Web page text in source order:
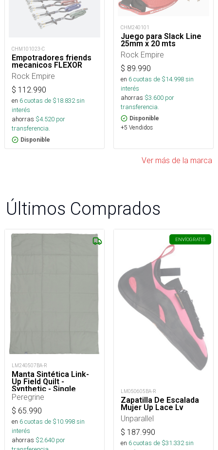
CHM101023-C
Empotradores friends
mecanicos FLEXOR
Rock Empire
$ 112.990
en 6cuotas de $18.832sin
interés
ahorras $4.520 por
transferencia.
Disponible
CHM240101
Juego para Slack Line
25mm x 20 mts
Rock Empire
$ 89.990
en 6cuotas de $14.998sin
interés
ahorras $3.600 por
transferencia.
Disponible
+5 Vendidos
Ver más de la marca
Últimos Comprados
LM240507BA-R
Manta Sintética Link-
Up Field Quilt -
Synthetic - Single
Peregrine
$ 65.990
en 6cuotas de $10.998sin
interés
ahorras $2.640 por
ENVÍOGRATIS
LM050605BA-R
Zapatilla De Escalada
Mujer Up Lace Lv
Unparallel
$ 187.990
en 6cuotas de $31.332sin